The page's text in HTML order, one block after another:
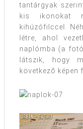
tantárgyak
kis ikonokat
kihúzófilccel.
létre, ahol
naplómba (a
látszik, hogy
következő képen